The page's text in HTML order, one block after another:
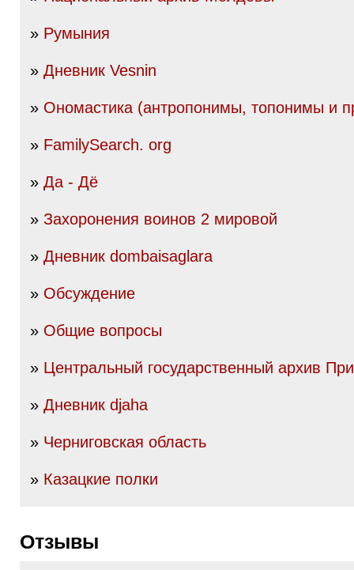
» Румыния
» Дневник Vesnin
» Ономастика (антропонимы, топонимы и
» FamilySearch. org
» Да - Дё
» Захоронения воинов 2 мировой
» Дневник dombaisaglara
» Обсуждение
» Общие вопросы
» Центральный государственный архив
» Дневник djaha
» Черниговская область
» Казацкие полки
Отзывы